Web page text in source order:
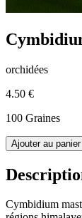
orchidées
4.50 €
100 Graines
Ajouter au panier
Cymbidium